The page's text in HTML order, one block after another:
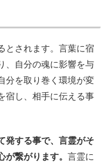
とされます。言葉に宿
、自分の魂に影響を与
分を取り巻く環境が変
宿し、相手に伝える事
発する事で、言霊がそ
繋がります。 言霊に